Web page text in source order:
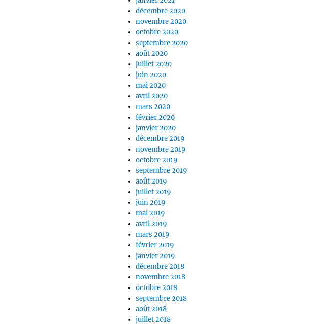
décembre 2020
novembre 2020
octobre 2020
septembre 2020
août 2020
juillet 2020
juin 2020
mai 2020
avril 2020
mars 2020
février 2020
janvier 2020
décembre 2019
novembre 2019
octobre 2019
septembre 2019
août 2019
juillet 2019
juin 2019
mai 2019
avril 2019
mars 2019
février 2019
janvier 2019
décembre 2018
novembre 2018
octobre 2018
septembre 2018
août 2018
juillet 2018